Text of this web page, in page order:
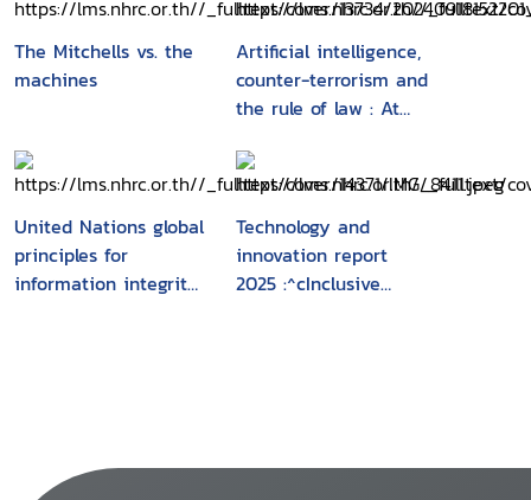
The Mitchells vs. the
machines
Artificial intelligence,
counter-terrorism and
the rule of law : At
Security
United Nations global
principles for
information integrity
Technology and
innovation report
2025 :^cInclusive